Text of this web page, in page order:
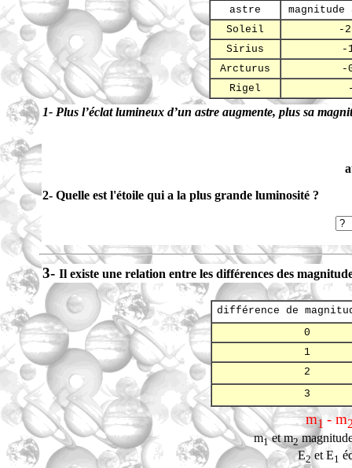
astre
magnitude
Soleil
-
Sirius
-
Arcturus
-
Rigel
1- Plus l’éclat lumineux d’un astre augmente, plus sa
2- Quelle est l'étoile qui a la plus grande luminosité ?
3- Il existe une relation entre les différences des
différence de
0
1
2
3
m1 - m
m1et m2
E2et E1